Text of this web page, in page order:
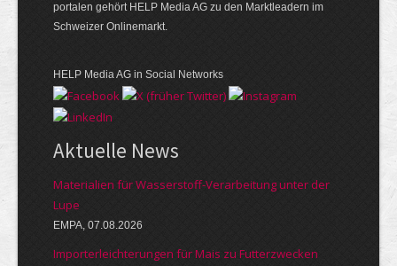
portalen gehört HELP Media AG zu den Markt­leadern im
Schweizer Onlinemarkt.
HELP Media AG in Social Networks
Aktuelle News
Materialien für Wasserstoff-Verarbeitung unter der
Lupe
EMPA, 07.08.2026
Importerleichterungen für Mais zu Futterzwecken